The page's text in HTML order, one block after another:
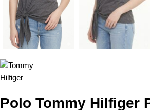
Polo Tommy Hilfiger